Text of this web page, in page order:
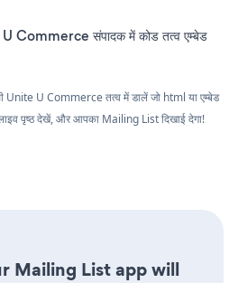
Commerce संपादक में कोड तत्व एम्बेड
Unite U Commerce तत्व में डालें जो html या एम्बेड
पृष्ठ देखें, और आपका Mailing List दिखाई देगा!
Mailing List app will